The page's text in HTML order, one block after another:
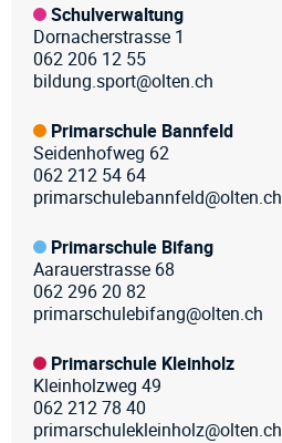
Schulverwaltung
Dornacherstrasse 1
062 206 12 55
bildung.sport@olten.ch
Primarschule Bannfeld
Seidenhofweg 62
062 212 54 64
primarschulebannfeld@olten.ch
Primarschule Bifang
Aarauerstrasse 68
062 296 20 82
primarschulebifang@olten.ch
Primarschule Kleinholz
Kleinholzweg 49
062 212 78 40
primarschulekleinholz@olten.ch